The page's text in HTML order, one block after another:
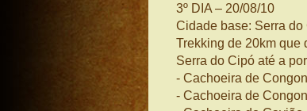
3º DIA – 20/08/10
Cidade base: Serra
Trekking de 20km que
Serra do Cipó até a
- Cachoeira de
- Cachoeira de